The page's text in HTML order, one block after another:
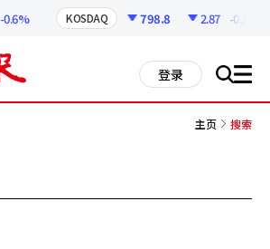
-0.6% KOSDAQ 798.8 2.87 -0.36%
登录 搜 all
主页 搜索